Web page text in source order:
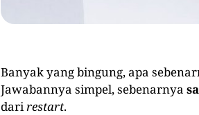
Banyak yang bingung, apa
Jawabannya simpel, sebenarnya
darirestart.